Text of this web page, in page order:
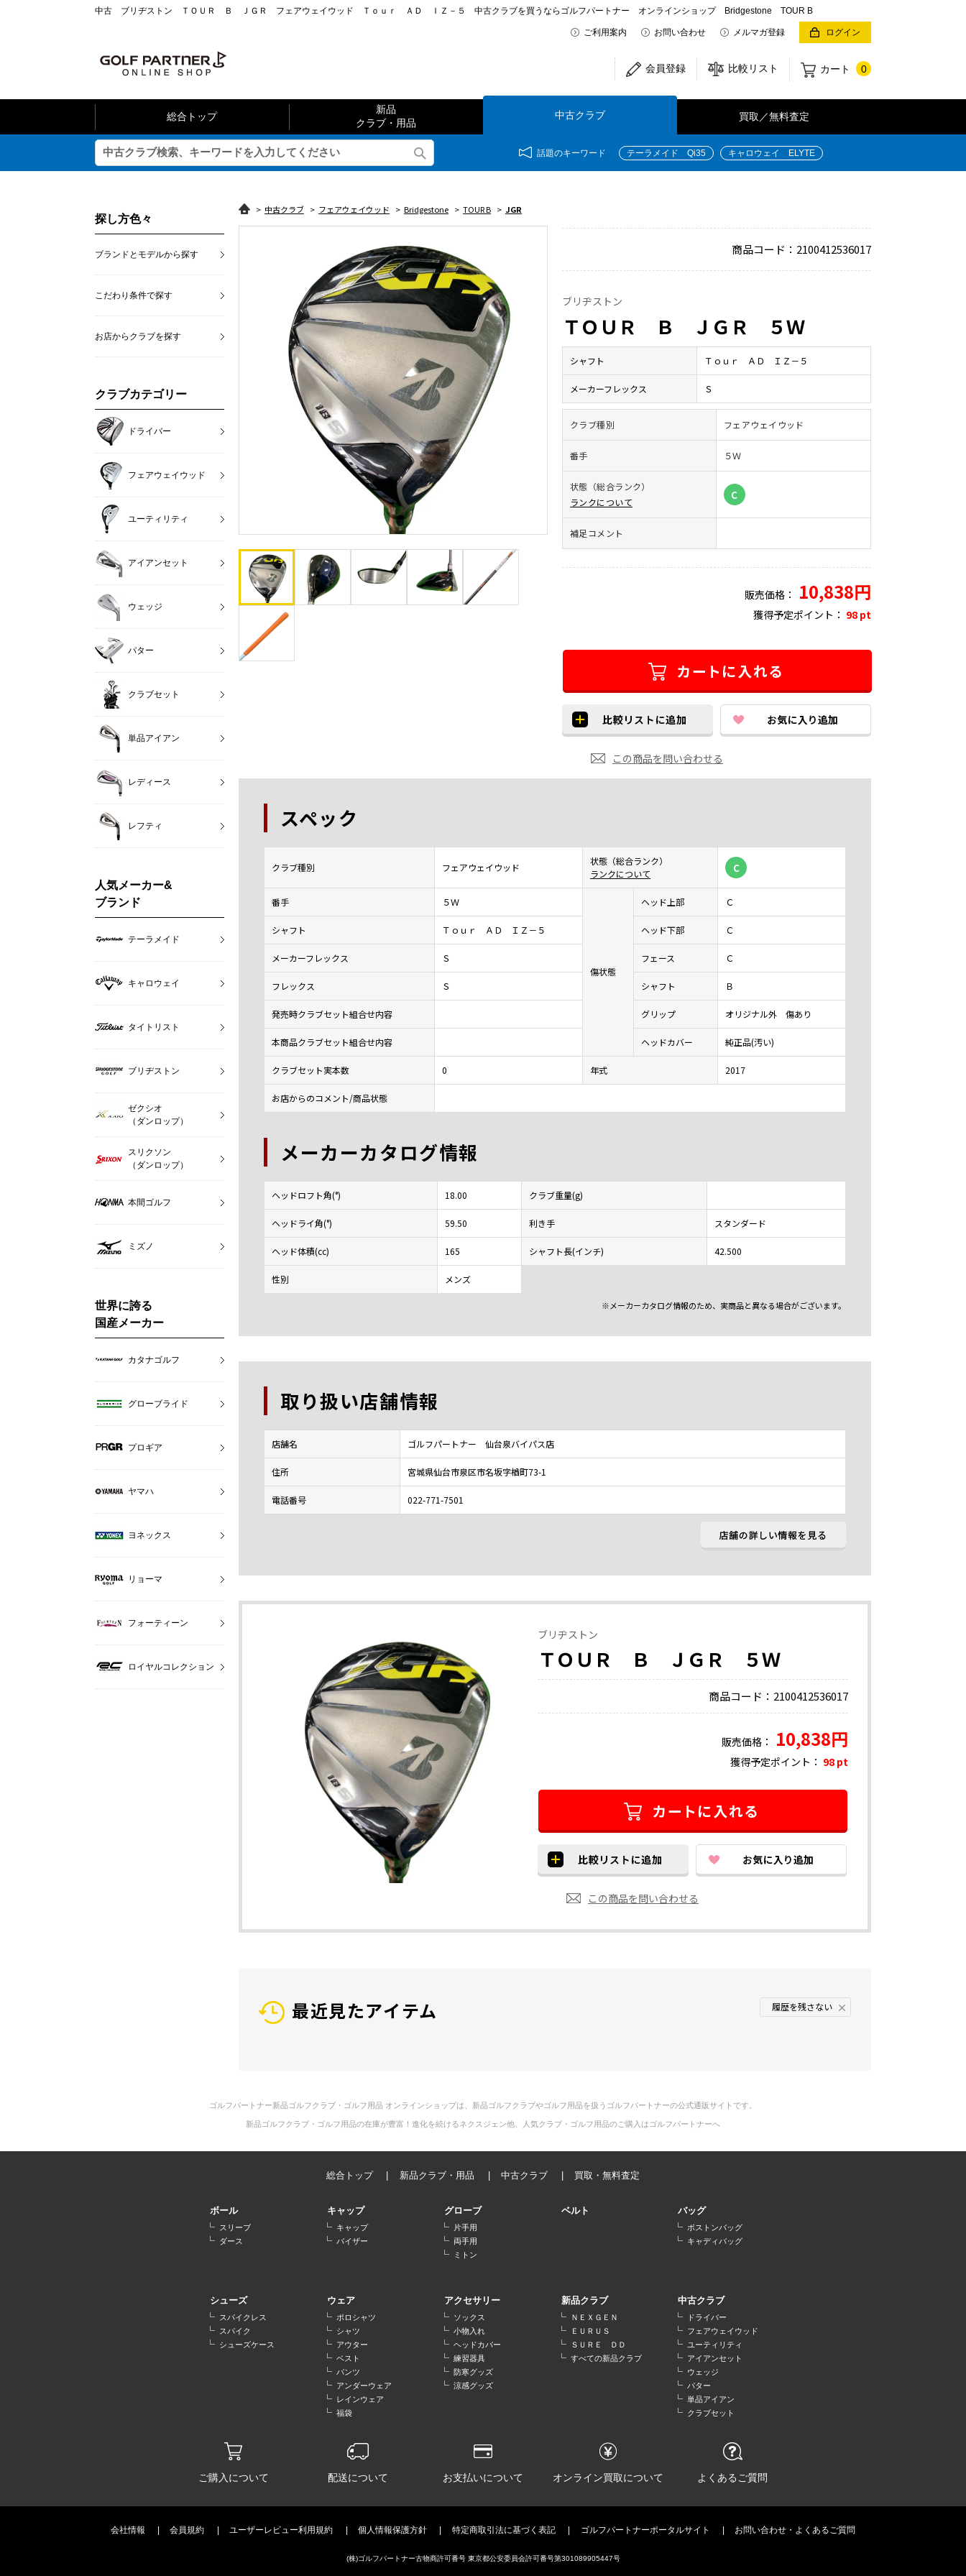
中古 ブリヂストン ＴＯＵＲ Ｂ ＪＧＲ フェアウェイウッド Ｔｏｕｒ ＡＤ ＩＺ－５ 中古クラブを買うならゴルフパートナー オンラインショップ Bridgestone TOUR B
ご利用案内 お問い合わせ メルマガ登録 ログイン
カート 0
比較リスト
会員登録
総合トップ
新品
クラブ・用品
中古クラブ 買取／無料査定
話題のキーワード テーラメイド Qi35 キャロウェイ ELYTE
> 中古クラブ > フェアウェイウッド > Bridgestone > TOUR B > JGR
商品コード：2100412536017
ブリヂストン
ＴＯＵＲ Ｂ ＪＧＲ ５Ｗ
シャフト Ｔｏｕｒ ＡＤ ＩＺ－５
メーカーフレックス Ｓ
クラブ種別 フェアウェイウッド
番手 ５Ｗ
状態（総合ランク）
ランクについて
C
補足コメント
販売価格： 10,838円
獲得予定ポイント： 98 pt
この商品を問い合わせる
スペック
クラブ種別 フェアウェイウッド
状態（総合ランク）
ランクについて
C
番手 ５Ｗ
傷状態
ヘッド上部 Ｃ
シャフト Ｔｏｕｒ ＡＤ ＩＺ－５ ヘッド下部 Ｃ
メーカーフレックス Ｓ フェース Ｃ
フレックス Ｓ シャフト Ｂ
発売時クラブセット組合せ内容 グリップ オリジナル外 傷あり
本商品クラブセット組合せ内容 ヘッドカバー 純正品(汚い)
クラブセット実本数 0 年式 2017
お店からのコメント/商品状態
メーカーカタログ情報
ヘッドロフト角(°) 18.00 クラブ重量(g)
ヘッドライ角(°) 59.50 利き手 スタンダード
ヘッド体積(cc) 165 シャフト長(インチ) 42.500
性別 メンズ
※メーカーカタログ情報のため、実商品と異なる場合がございます。
取り扱い店舗情報
店舗名 ゴルフパートナー 仙台泉バイパス店
住所 宮城県仙台市泉区市名坂字楢町73-1
電話番号 022-771-7501
ブリヂストン
ＴＯＵＲ Ｂ ＪＧＲ ５Ｗ
商品コード：2100412536017
販売価格： 10,838円
獲得予定ポイント： 98 pt
この商品を問い合わせる
最近見たアイテム 履歴を残さない
探し方色々
ブランドとモデルから探す
こだわり条件で探す
お店からクラブを探す
クラブカテゴリー
ドライバー
フェアウェイウッド
ユーティリティ
アイアンセット
ウェッジ
パター
クラブセット
単品アイアン
レディース
レフティ
人気メーカー&
ブランド
テーラメイド
キャロウェイ
タイトリスト
ブリヂストン
ゼクシオ
（ダンロップ）
スリクソン
（ダンロップ）
本間ゴルフ
ミズノ
世界に誇る
国産メーカー
カタナゴルフ
グローブライド
プロギア
ヤマハ
ヨネックス
リョーマ
フォーティーン
ロイヤルコレクション
ゴルフパートナー新品ゴルフクラブ・ゴルフ用品 オンラインショップは、新品ゴルフクラブやゴルフ用品を扱うゴルフパートナーの公式通販サイトです。
新品ゴルフクラブ・ゴルフ用品の在庫が豊富！進化を続けるネクスジェン他、人気クラブ・ゴルフ用品のご購入はゴルフパートナーへ
総合トップ 新品クラブ・用品 中古クラブ 買取・無料査定
ボール
スリーブ
ダース
キャップ
キャップ
バイザー
グローブ
片手用
両手用
ミトン
ベルト バッグ
ボストンバッグ
キャディバッグ
シューズ
スパイクレス
スパイク
シューズケース
ウェア
ポロシャツ
シャツ
アウター
ベスト
パンツ
アンダーウェア
レインウェア
福袋
アクセサリー
ソックス
小物入れ
ヘッドカバー
練習器具
防寒グッズ
涼感グッズ
新品クラブ
ＮＥＸＧＥＮ
ＥＵＲＵＳ
ＳＵＲＥ ＤＤ
すべての新品クラブ
中古クラブ
ドライバー
フェアウェイウッド
ユーティリティ
アイアンセット
ウェッジ
パター
単品アイアン
クラブセット
ご購入について 配送について お支払いについて オンライン買取について よくあるご質問
会社情報 会員規約 ユーザーレビュー利用規約 個人情報保護方針 特定商取引法に基づく表記 ゴルフパートナーポータルサイト お問い合わせ・よくあるご質問
(株)ゴルフパートナー古物商許可番号 東京都公安委員会許可番号第301089905447号